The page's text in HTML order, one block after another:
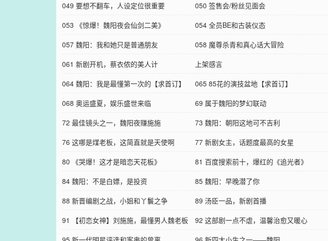
049 要想不翻车，人设定位很重要
050 签售会/粉丝见面会
053 《惊爆！魏阳夜会仙剑二美》
054 全员BE和古装仪态
057 魏阳：我和她只是普通朋友
058 魔尊杀青和真心话大冒险
061 新剧开机，蔡衣侬的美人计
上架感言
064 魏阳：我是最懂第一次的【求首订】
065 85花的演技盆地【求首订】
068 奥运盛夏，娱乐盛世来临
69 属于魏阳的梦幻联动
72 最佳镜头之一，魏阳夜赚施施
73 魏阳：朝阳这地可不吉利
76 这哪是煤老板，这简直就是天使啊
77 新剧女主，话题度最高的女星
80 《哭爆！这才是暗恋天花板》
81 百度搜索前十，爆红的《追光者》
84 魏阳：不是白嫖，是投资
85 魏阳：早晚潜了你
88 新晋编剧之战，小姐和丫鬟之争
89 汤臣一品，新剧首播
91 【初恋女神】刘施施，最懂男人魏老板
92 这部剧一点不虐，温馨治愈又暖心